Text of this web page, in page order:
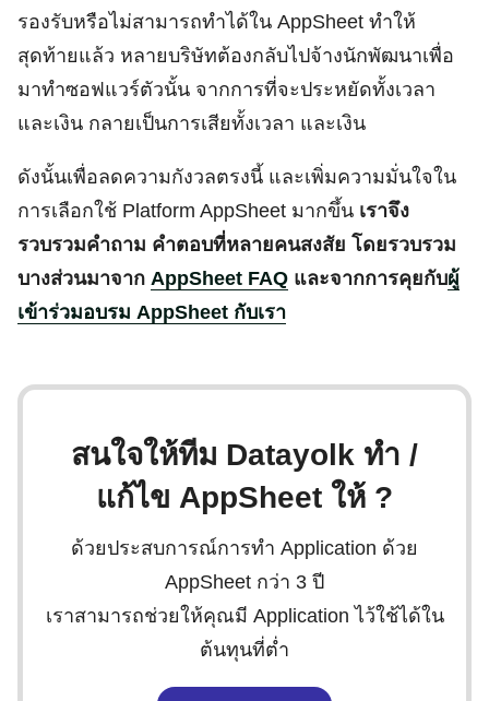
รองรับหรือไม่สามารถทำได้ใน AppSheet ทำให้
สุดท้ายแล้ว หลายบริษัทต้องกลับไปจ้างนักพัฒนาเพื่อ
มาทำซอฟแวร์ตัวนั้น จากการที่จะประหยัดทั้งเวลา
และเงิน กลายเป็นการเสียทั้งเวลา และเงิน
ดังนั้นเพื่อลดความกังวลตรงนี้ และเพิ่มความมั่นใจใน
การเลือกใช้ Platform AppSheet มากขึ้น เราจึง
รวบรวมคำถาม คำตอบที่หลายคนสงสัย โดยรวบรวม
บางส่วนมาจาก AppSheet FAQ และจากการคุยกับผู้
เข้าร่วมอบรม AppSheet กับเรา
สนใจให้ทีม Datayolk ทำ /
แก้ไข AppSheet ให้ ?
ด้วยประสบการณ์การทำ Application ด้วย
AppSheet กว่า 3 ปี
เราสามารถช่วยให้คุณมี Application ไว้ใช้ได้ใน
ต้นทุนที่ต่ำ